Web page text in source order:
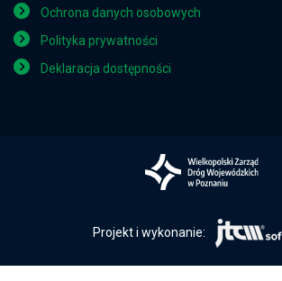
Ochrona danych osobowych
Polityka prywatności
Deklaracja dostępności
Projekt i wykonanie: